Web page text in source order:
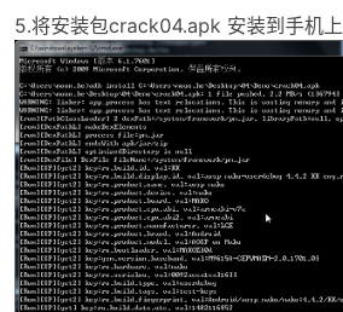
5.将安装包crack04.apk 安装到手机上